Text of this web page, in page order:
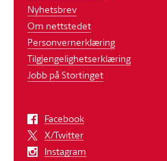
Nyhetsbrev
Om nettstedet
Personvernerklæring
Tilgjengelighetserklæring
Jobb på Stortinget
Facebook
X/Twitter
Instagram